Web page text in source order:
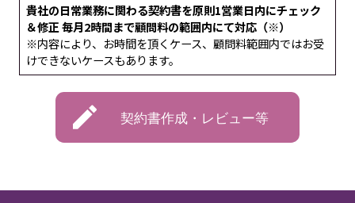
貴社の日常業務に関わる契約書を原則1営業日内にチェック
＆修正 毎月2時間まで顧問料の範囲内にて対応（※）
※内容により、お時間を頂くケース、顧問料範囲内ではお受
けできないケースもあります。
契約書作成・レビュー等